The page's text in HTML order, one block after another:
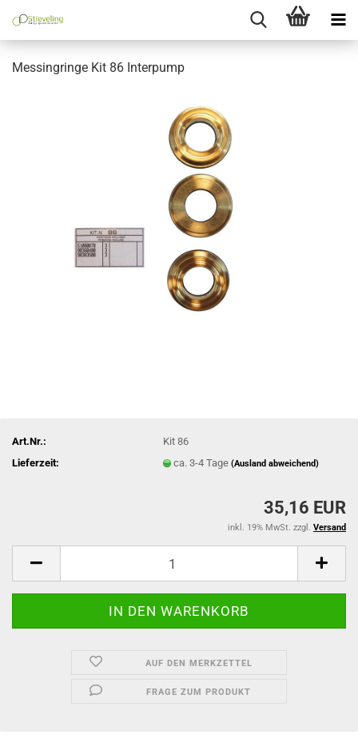
Messingringe Kit 86 Interpump
Art.Nr.:
Kit 86
Lieferzeit:
ca. 3-4 Tage(Ausland abweichend)
35,16 EUR
inkl. 19% MwSt. zzgl. Versand
AUF DEN MERKZETTEL
FRAGE ZUM PRODUKT